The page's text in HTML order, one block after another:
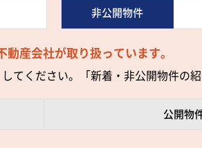
非公開物件
産会社が取り扱っています。
てください。「新着・非公開物件の
公開物